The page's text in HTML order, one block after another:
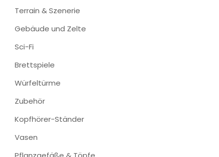
Terrain & Szenerie
Gebäude und Zelte
Sci-Fi
Brettspiele
Würfeltürme
Zubehör
Kopfhörer-Ständer
Vasen